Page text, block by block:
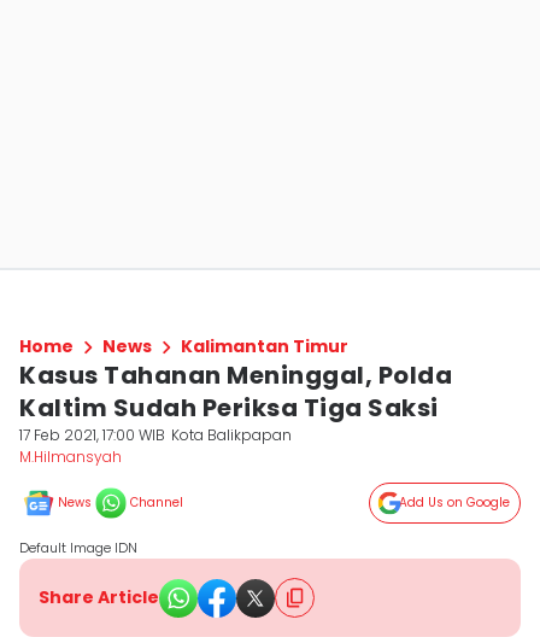
Home News Kalimantan Timur
Kasus Tahanan Meninggal, Polda
Kaltim Sudah Periksa Tiga Saksi
17 Feb 2021, 17:00 WIB Kota Balikpapan
M.Hilmansyah
News Channel Add Us on Google
Default Image IDN
Share Article